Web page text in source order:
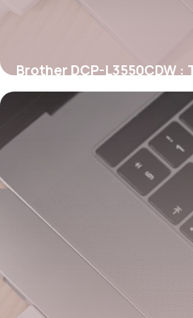
Brother DCP-L3550CDW :
25 mai 2026